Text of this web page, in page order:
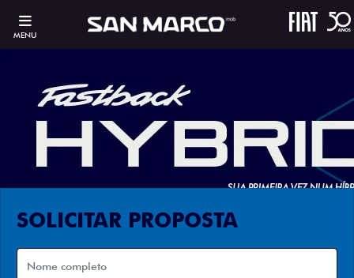
MENU
SOLICITAR PROPOSTA